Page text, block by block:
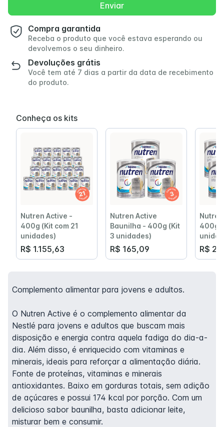
Enviar
Compra garantida
Receba o produto que você estava esperando ou
devolvemos o seu dinheiro.
Devoluções grátis
Você tem até 7 dias a partir da data de recebimento
do produto.
Conheça os kits
Nutren Active -
400g (Kit com 21
unidades)
R$ 1.155,63
Nutren Active
Baunilha - 400g (Kit
3 unidades)
R$ 165,09
400g
R$
Complemento alimentar para jovens e adultos.
O Nutren Active é o complemento alimentar da
Nestlé para jovens e adultos que buscam mais
disposição e energia contra aquela fadiga do dia-a-
dia. Além disso, é enriquecido com vitaminas e
minerais, ideais para reforçar a alimentação diária.
Fonte de proteínas, vitaminas e minerais
antioxidantes. Baixo em gorduras totais, sem adição
de açúcares e possui 174 kcal por porção. Com um
delicioso sabor baunilha, basta adicionar leite,
misturar bem e consumir.